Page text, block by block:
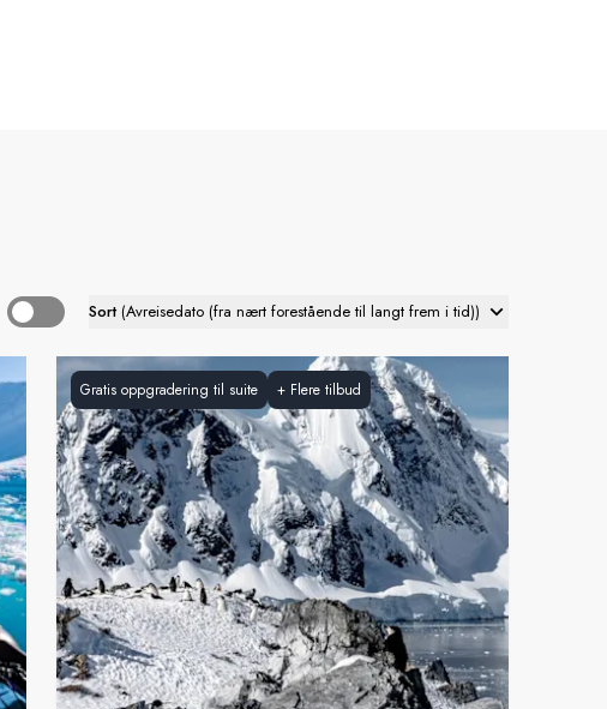
Sort (Avreisedato (fra nært forestående til langt frem i tid))
Gratis oppgradering til suite + Flere tilbud